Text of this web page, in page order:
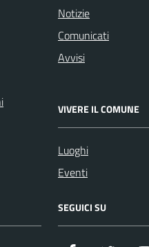
Notizie
Comunicati
Avvisi
VIVERE IL COMUNE
Luoghi
Eventi
SEGUICI SU